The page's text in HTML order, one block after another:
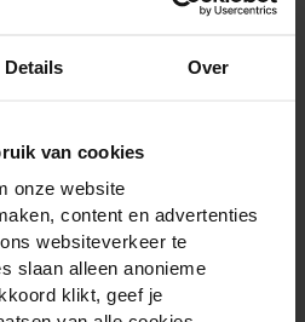
Details Over
van cookies
onze website
content en advertenties
websiteverkeer te
slaan alleen anonieme
klikt, geef je
elke